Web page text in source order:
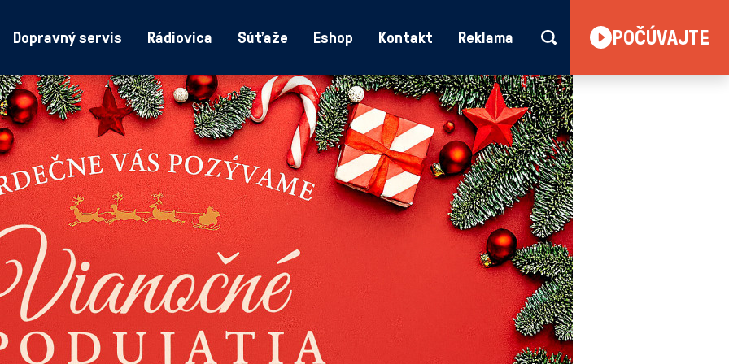
Dopravný servis Rádiovica Súťaže Eshop Kontakt Reklama POČÚVAJTE